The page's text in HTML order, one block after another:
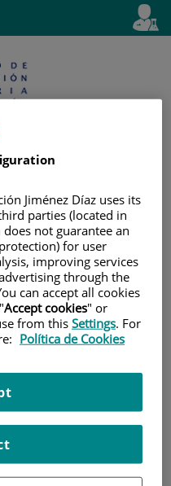
activo
es
|
CIEGO,
EN PACIENTES
Jiménez Díaz uses its
parties (located in
not guarantee an
for user
improving services
through the
can accept all cookies
Accept cookies" or
from thisSettings. For
Política de Cookies